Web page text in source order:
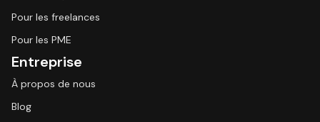
Pour les freelances
Pour les PME
Entreprise
À propos de nous
Blog